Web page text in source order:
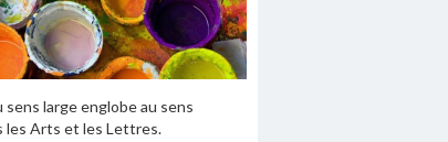
sens large englobe au sens
les Arts et les Lettres.